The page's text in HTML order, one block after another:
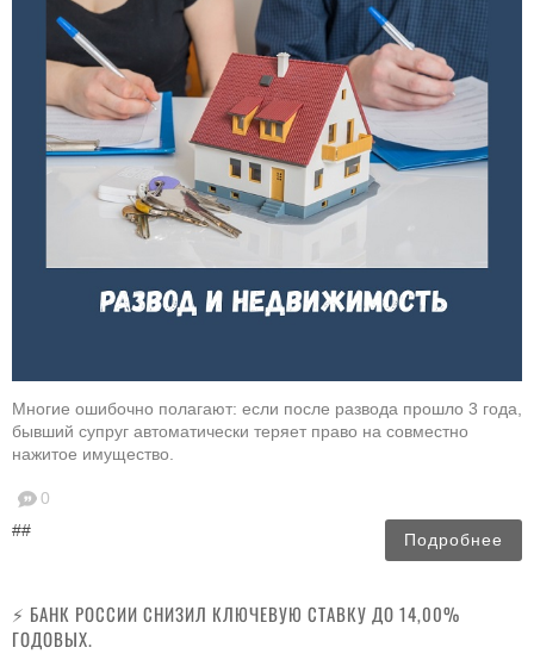
Многие ошибочно полагают: если после развода прошло 3 года,
бывший супруг автоматически теряет право на совместно
нажитое имущество.
0
##
Подробнее
⚡️ БАНК РОССИИ СНИЗИЛ КЛЮЧЕВУЮ СТАВКУ ДО 14,00%
ГОДОВЫХ.